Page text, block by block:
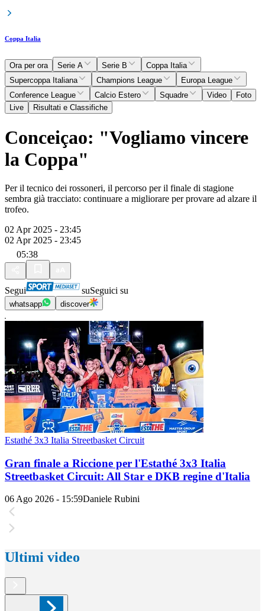
Coppa Italia
Ora per ora Serie A Serie B
Coppa Italia
Supercoppa Italiana
Champions League
Europa League
Conference League
Calcio Estero Squadre Video
Foto
Live
Risultati e Classifiche
Conceiçao: "Vogliamo vincere
la Coppa"
Per il tecnico dei rossoneri, il percorso per il finale di stagione
sembra già tracciato: continuare a migliorare per provare ad alzare il
trofeo.
02 Apr 2025 - 23:45
02 Apr 2025 - 23:45
05:38
Segui suSeguici su
whatsapp discover
Estathé 3x3 Italia Streetbasket Circuit
Gran finale a Riccione per l'Estathé 3x3 Italia
Streetbasket Circuit: All Star e DKB regine d'Italia
06 Ago 2026 - 15:59Daniele Rubini
Ultimi video